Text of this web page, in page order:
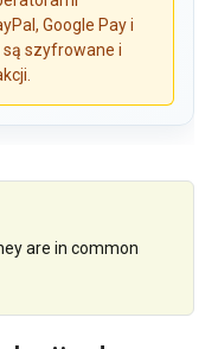
Google Pay i
są szyfrowane i
are in common